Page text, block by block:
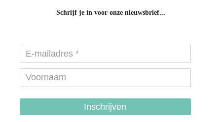
Schrijf je in voor onze nieuwsbrief...
Inschrijven